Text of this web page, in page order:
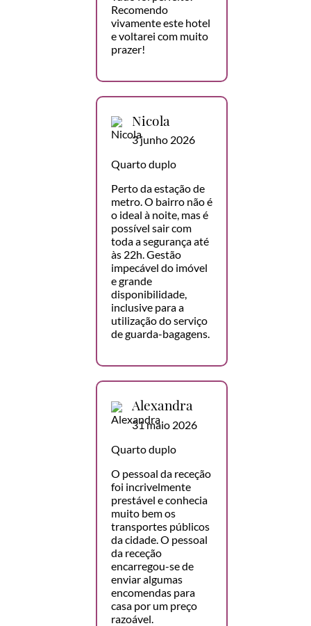
Recomendo
vivamente este hotel
e voltarei com muito
prazer!
Nicola
3 junho 2026
Quarto duplo
Perto da estação de
metro. O bairro não é
o ideal à noite, mas é
possível sair com
toda a segurança até
às 22h. Gestão
impecável do imóvel
e grande
disponibilidade,
inclusive para a
utilização do serviço
de guarda-bagagens.
Alexandra
31 maio 2026
Quarto duplo
O pessoal da receção
foi incrivelmente
prestável e conhecia
muito bem os
transportes públicos
da cidade. O pessoal
da receção
encarregou-se de
enviar algumas
encomendas para
casa por um preço
razoável.